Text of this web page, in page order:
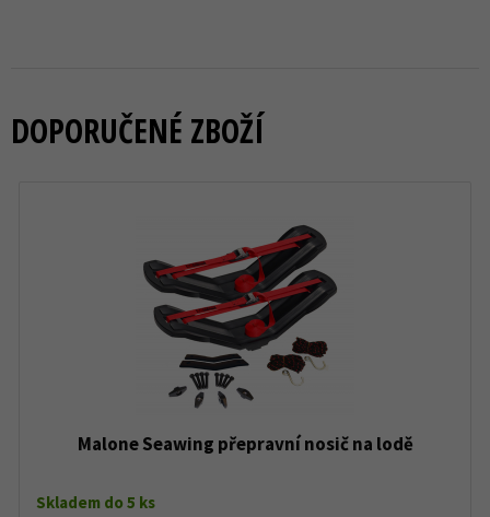
DOPORUČENÉ ZBOŽÍ
Malone Seawing přepravní nosič na lodě
Skladem do 5 ks